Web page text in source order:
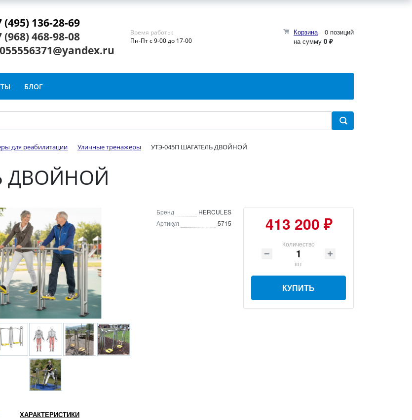
Корзина
0 позиций
на сумму 0 ₽
(495) 136-28-69
(968) 468-98-08
Время работы:
Пн-Пт с 9-00 до 17-00
БЛОГ
для реабилитации Уличные тренажеры УТЭ-045П ШАГАТЕЛЬ ДВОЙНОЙ
ДВОЙНОЙ
Бренд
HERCULES
Артикул
5715 413 200 ₽
Количество
шт
КУПИТЬ
ХАРАКТЕРИСТИКИ